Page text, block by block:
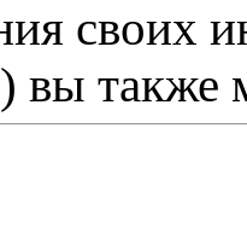
своих
вы также